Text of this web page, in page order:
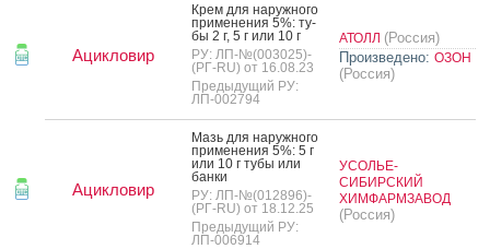
Ацикловир
Крем для на­руж­но­го
при­мене­ния 5%: ту­
бы 2 г, 5 г или 10 г
РУ: ЛП-№(003025)-
(РГ-RU) от 16.08.23
Предыдущий РУ:
ЛП-002794
АТОЛЛ (Россия)
Произведено: ОЗОН
(Россия)
Ацикловир
Мазь для на­руж­но­го
при­мене­ния 5%: 5 г
или 10 г ту­бы или
бан­ки
РУ: ЛП-№(012896)-
(РГ-RU) от 18.12.25
Предыдущий РУ:
ЛП-006914
УСОЛЬЕ-
СИБИРСКИЙ
ХИМФАРМЗАВОД
(Россия)